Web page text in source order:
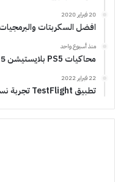
20 فبراير 2020
افضل السكربتات
منذ أسبوع واحد
محاكيات PS5 بلايستيشن 5
22 فبراير 2022
تطبيق TestFlight تجربة نسخة تجريبية من تطبيقات ابل